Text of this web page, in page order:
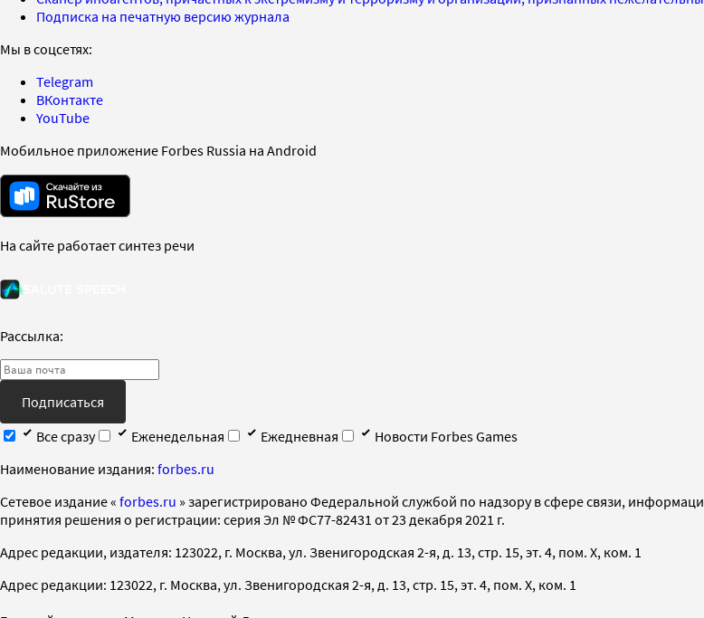
Подписка на печатную версию журнала
Мы в соцсетях:
Telegram
ВКонтакте
YouTube
Мобильное приложение Forbes Russia на Android
На сайте работает синтез речи
Рассылка:
Подписаться
Все сразу
Еженедельная Ежедневная
Новости Forbes Games
Наименование издания: forbes.ru
Cетевое издание « forbes.ru » зарегистрировано Федеральной службой по надзору в сфере связи,
принятия решения о регистрации: серия Эл № ФС77-82431 от 23 декабря 2021 г.
Адрес редакции, издателя: 123022, г. Москва, ул. Звенигородская 2-я, д. 13, стр. 15, эт. 4, пом. X, ком. 1
Адрес редакции: 123022, г. Москва, ул. Звенигородская 2-я, д. 13, стр. 15, эт. 4, пом. X, ком. 1